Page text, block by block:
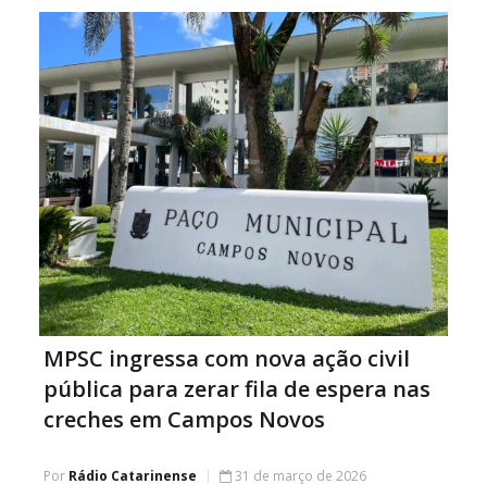
ginecológica contra pacientes do SUS foi afastado
definitivamente do Hospital
MPSC ingressa com nova ação civil
pública para zerar fila de espera nas
creches em Campos Novos
Por Rádio Catarinense 31 de março de 2026